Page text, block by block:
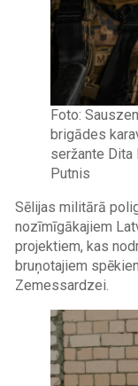
Foto:
brigādes
seržante Dita
Putnis
Sēlijas militārā
nozīmīgākajiem
projektiem, kas
bruņotajiem
Zemessardzei.
Image